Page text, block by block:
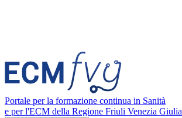
Portale per la formazione continua in Sanità
e per l'ECM della Regione Friuli Venezia Giulia